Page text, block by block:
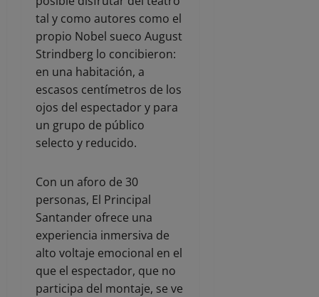
tal y como autores como el
propio Nobel sueco August
Strindberg lo concibieron:
en una habitación, a
escasos centímetros de los
ojos del espectador y para
un grupo de público
selecto y reducido.
Con un aforo de 30
personas, El Principal
Santander ofrece una
experiencia inmersiva de
alto voltaje emocional en el
que el espectador, que no
participa del montaje, se ve